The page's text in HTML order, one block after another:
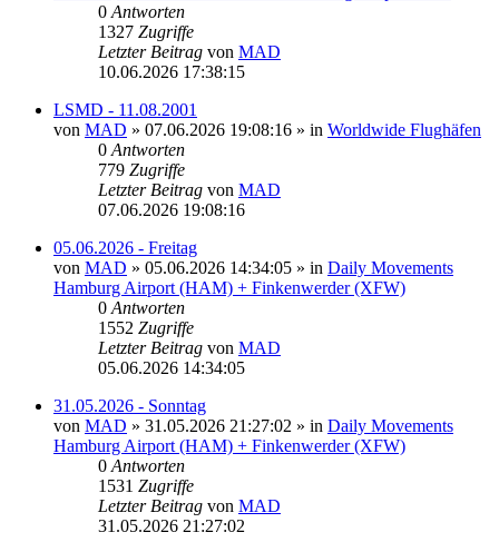
0 Antworten
1327 Zugriffe
Letzter Beitrag von MAD
10.06.2026 17:38:15
LSMD - 11.08.2001
von MAD » 07.06.2026 19:08:16 » in Worldwide Flughäfen
0 Antworten
779 Zugriffe
Letzter Beitrag von MAD
07.06.2026 19:08:16
05.06.2026 - Freitag
von MAD » 05.06.2026 14:34:05 » in Daily Movements
Hamburg Airport (HAM) + Finkenwerder (XFW)
0 Antworten
1552 Zugriffe
Letzter Beitrag von MAD
05.06.2026 14:34:05
31.05.2026 - Sonntag
von MAD » 31.05.2026 21:27:02 » in Daily Movements
Hamburg Airport (HAM) + Finkenwerder (XFW)
0 Antworten
1531 Zugriffe
Letzter Beitrag von MAD
31.05.2026 21:27:02